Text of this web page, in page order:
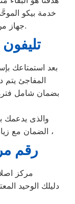
جهاز من جهزة بيكو في ستانلى بحضرتكم.
بعد استمتاعك
المفاجئ
بضمان شامل
والذى يدعمك
الضمان مع زيارة بعد فترة للتأكد من سلامه وكفائة الجهاز ،
رقم
مركز